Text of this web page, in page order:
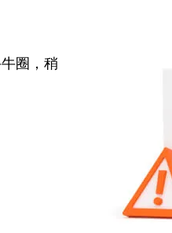
圈，稍